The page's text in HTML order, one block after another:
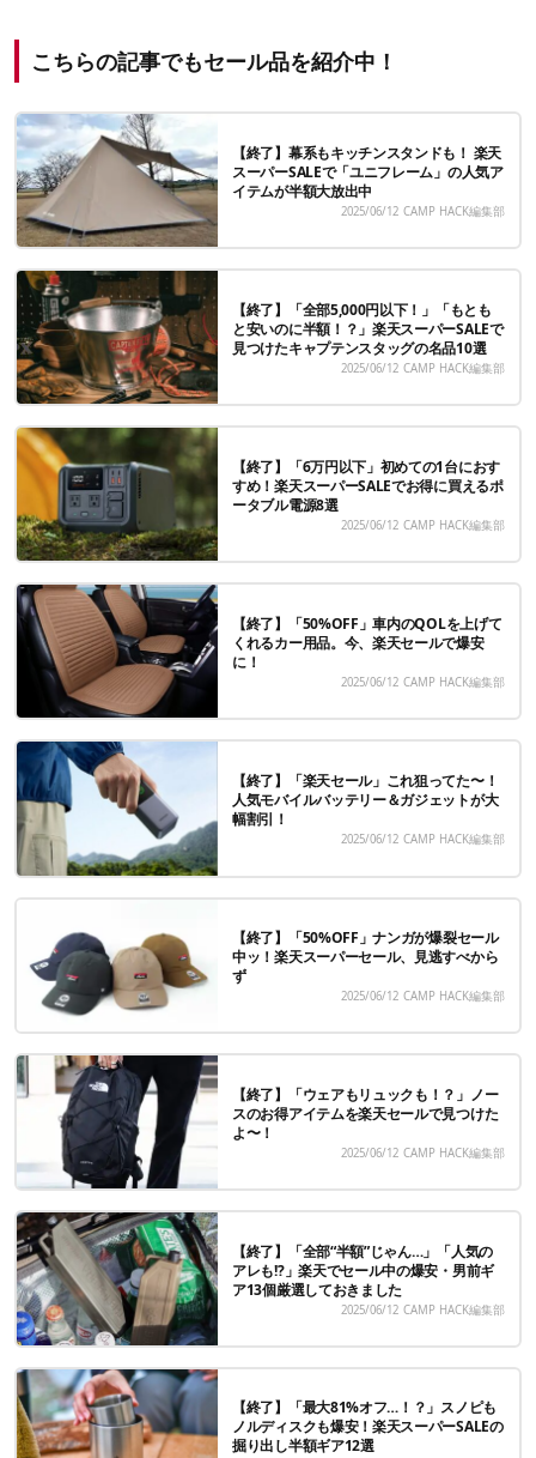
こちらの記事でもセール品を紹介中！
【終了】幕系もキッチンスタンドも！ 楽天
スーパーSALEで「ユニフレーム」の人気ア
イテムが半額大放出中
2025/06/12 CAMP HACK編集部
【終了】「全部5,000円以下！」「もとも
と安いのに半額！？」楽天スーパーSALEで
見つけたキャプテンスタッグの名品10選
2025/06/12 CAMP HACK編集部
【終了】「6万円以下」初めての1台におす
すめ！楽天スーパーSALEでお得に買えるポ
ータブル電源8選
2025/06/12 CAMP HACK編集部
【終了】「50%OFF」車内のQOLを上げて
くれるカー用品。今、楽天セールで爆安
に！
2025/06/12 CAMP HACK編集部
【終了】「楽天セール」これ狙ってた〜！
人気モバイルバッテリー＆ガジェットが大
幅割引！
2025/06/12 CAMP HACK編集部
【終了】「50%OFF」ナンガが爆裂セール
中ッ！楽天スーパーセール、見逃すべから
ず
2025/06/12 CAMP HACK編集部
【終了】「ウェアもリュックも！？」ノー
スのお得アイテムを楽天セールで見つけた
よ〜！
2025/06/12 CAMP HACK編集部
【終了】「全部“半額”じゃん…」「人気の
アレも!?」楽天でセール中の爆安・男前ギ
ア13個厳選しておきました
2025/06/12 CAMP HACK編集部
【終了】「最大81%オフ…！？」スノピも
ノルディスクも爆安！楽天スーパーSALEの
掘り出し半額ギア12選